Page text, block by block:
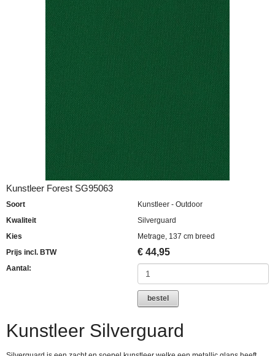
Kunstleer Forest SG95063
Soort
Kunstleer - Outdoor
Kwaliteit
Silverguard
Kies
Metrage, 137 cm breed
Prijs incl. BTW
€ 44,95
Aantal:
bestel
Kunstleer Silverguard